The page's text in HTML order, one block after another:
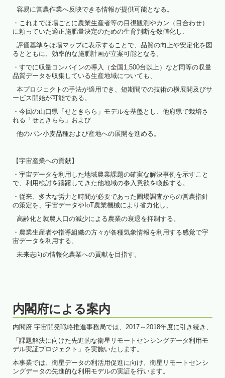
容易に営農作業へ反映できる情報が提供可能となる。
・これまでほ場ごとに農業生産者等の目視観測やカン（目合わせ）
に頼っていた適正施肥量決定のための生育判断を数値化し、
評価基準をほ場マップに表示することで、品質の向上や安定化を図
るとともに、効率的な施肥計画が立案可能となる。
・すでに収量コンバインの導入（全国1,500台以上）など同等の収量
品質データを収集している生産地域についても、
本プロジェクトの手法が適用でき、短期間での技術の横展開及びサ
ービス開始が可能である。
・今回の山口県「せときらら」モデルを基盤とし、他府県で栽培さ
れる「せときらら」および
他のパン小麦品種および産地への展開を進める。
【宇宙産業への貢献】
・宇宙データを利用した地域農業課題の確実な解決事例を示すこと
で、利用検討を躊躇してきた他地域の参入意欲を喚起する。
・従来、多大な労力と時間が必要であった圃場調査からの営農指針
の策定を、宇宙データやIoT農業機械により省力化し、
高齢化と就農人口の減少による農業の衰退を抑制する。
・農業生産者や指導組織の方々が各種気象情報を利用する感覚で宇
宙データを利用する、
未来志向の情報化農業への貢献を目指す。
内閣府による案内
内閣府 宇宙開発戦略推進事務局では、2017～2018年度に引き続き、
「課題解決に向けた先進的な衛星リモートセンシングデータ利用モ
デル実証プロジェクト」を実施いたします。
本事業では、衛星データの利活用促進に向け、衛星リモートセンシ
ングデータの先進的な利用モデルの実証を行います。